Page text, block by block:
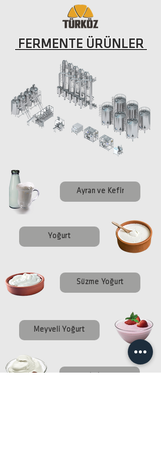
FERMENTE ÜRÜNLER
Ayran ve Kefir
Yoğurt
Süzme Yoğurt
Meyveli Yoğurt